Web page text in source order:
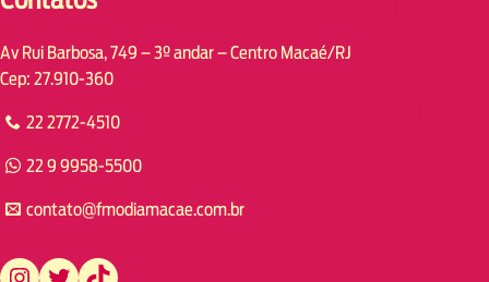
Av Rui Barbosa, 749 – 3º andar – Centro Macaé/RJ
Cep: 27.910-360
22 2772-4510
22 9 9958-5500
contato@fmodiamacae.com.br
https://www.instagram.com/fmodia.macae/ https://twitter.com/fmodia.macae/ https://www.tiktok.com/@fmodia.macae